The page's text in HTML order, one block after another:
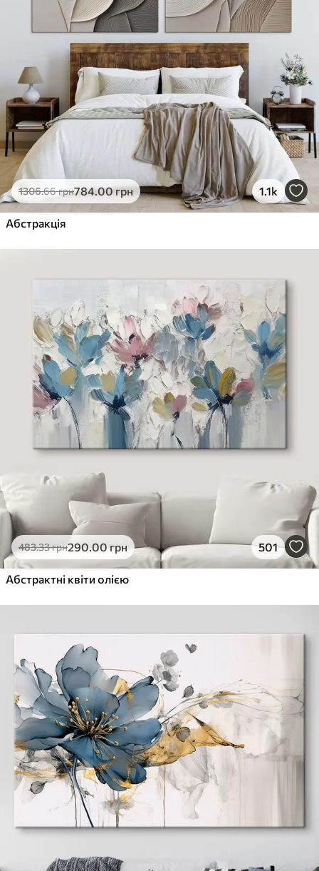
1306.66грн784.00грн 1.1k
Абстракція
483.33грн290.00грн 501
Абстрактні квіти олією